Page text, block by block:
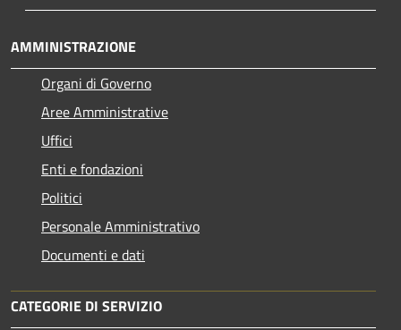
AMMINISTRAZIONE
Organi di Governo
Aree Amministrative
Uffici
Enti e fondazioni
Politici
Personale Amministrativo
Documenti e dati
CATEGORIE DI SERVIZIO